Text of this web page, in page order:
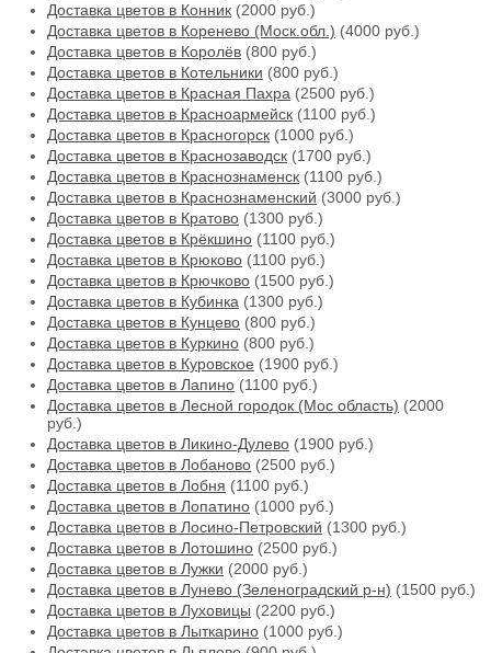
Доставка цветов в Конник (2000 руб.)
Доставка цветов в Коренево (Моск.обл.) (4000 руб.)
Доставка цветов в Королёв (800 руб.)
Доставка цветов в Котельники (800 руб.)
Доставка цветов в Красная Пахра (2500 руб.)
Доставка цветов в Красноармейск (1100 руб.)
Доставка цветов в Красногорск (1000 руб.)
Доставка цветов в Краснозаводск (1700 руб.)
Доставка цветов в Краснознаменск (1100 руб.)
Доставка цветов в Краснознаменский (3000 руб.)
Доставка цветов в Кратово (1300 руб.)
Доставка цветов в Крёкшино (1100 руб.)
Доставка цветов в Крюково (1100 руб.)
Доставка цветов в Крючково (1500 руб.)
Доставка цветов в Кубинка (1300 руб.)
Доставка цветов в Кунцево (800 руб.)
Доставка цветов в Куркино (800 руб.)
Доставка цветов в Куровское (1900 руб.)
Доставка цветов в Лапино (1100 руб.)
Доставка цветов в Лесной городок (Мос область) (2000
руб.)
Доставка цветов в Ликино-Дулево (1900 руб.)
Доставка цветов в Лобаново (2500 руб.)
Доставка цветов в Лобня (1100 руб.)
Доставка цветов в Лопатино (1000 руб.)
Доставка цветов в Лосино-Петровский (1300 руб.)
Доставка цветов в Лотошино (2500 руб.)
Доставка цветов в Лужки (2000 руб.)
Доставка цветов в Лунево (Зеленоградский р-н) (1500 руб.)
Доставка цветов в Луховицы (2200 руб.)
Доставка цветов в Лыткарино (1000 руб.)